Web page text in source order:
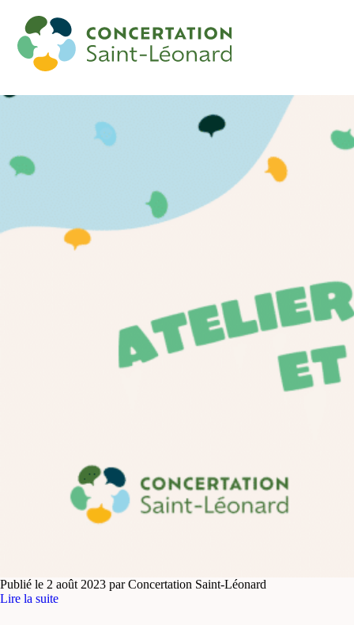
conflits
Publié le 2 août 2023 par Concertation Saint-Léonard
Lire la suite